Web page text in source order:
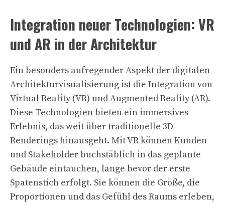
Integration neuer Technologien: VR
und AR in der Architektur
Ein besonders aufregender Aspekt der digitalen
Architekturvisualisierung ist die Integration von
Virtual Reality (VR) und Augmented Reality (AR).
Diese Technologien bieten ein immersives
Erlebnis, das weit über traditionelle 3D-
Renderings hinausgeht. Mit VR können Kunden
und Stakeholder buchstäblich in das geplante
Gebäude eintauchen, lange bevor der erste
Spatenstich erfolgt. Sie können die Größe, die
Proportionen und das Gefühl des Raums erleben,